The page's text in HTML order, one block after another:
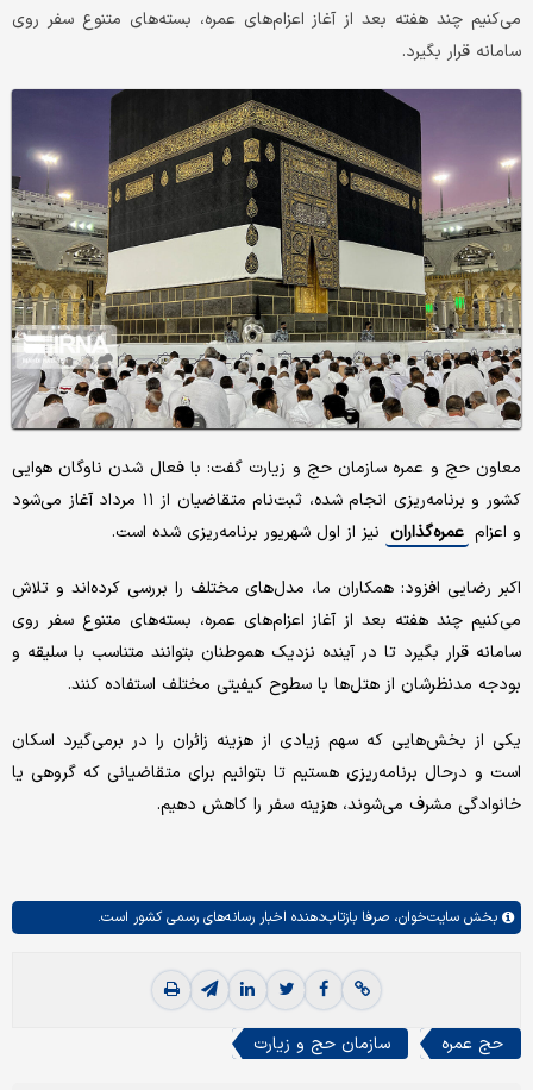
می‌کنیم چند هفته بعد از آغاز اعزام‌های عمره، بسته‌های متنوع سفر روی
سامانه قرار بگیرد.
معاون حج و عمره سازمان حج و زیارت گفت: با فعال شدن ناوگان هوایی
کشور و برنامه‌ریزی انجام شده، ثبت‌نام متقاضیان از ۱۱ مرداد آغاز می‌شود
و اعزام عمره‌گذاران نیز از اول شهریور برنامه‌ریزی شده است.
اکبر رضایی افزود: همکاران ما، مدل‌های مختلف را بررسی کرده‌اند و تلاش
می‌کنیم چند هفته بعد از آغاز اعزام‌های عمره، بسته‌های متنوع سفر روی
سامانه قرار بگیرد تا در آینده نزدیک هموطنان بتوانند متناسب با سلیقه و
بودجه مدنظرشان از هتل‌ها با سطوح کیفیتی مختلف استفاده کنند.
یکی از بخش‌هایی که سهم زیادی از هزینه زائران را در برمی‌گیرد اسکان
است و درحال برنامه‌ریزی هستیم تا بتوانیم برای متقاضیانی که گروهی یا
خانوادگی مشرف می‌شوند، هزینه سفر را کاهش دهیم.
بخش سایت‌خوان، صرفا بازتاب‌دهنده اخبار رسانه‌های رسمی کشور است.
حج عمره سازمان حج و زیارت